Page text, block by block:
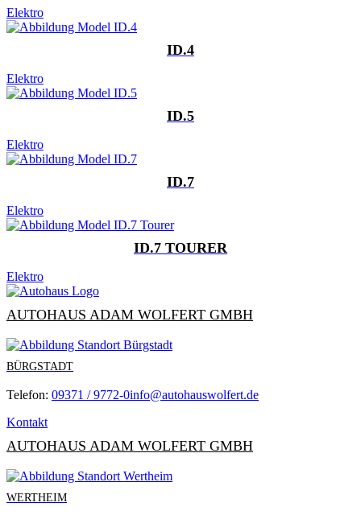
Elektro
ID.4
Elektro
ID.5
Elektro
ID.7
Elektro
ID.7 TOURER
Elektro
AUTOHAUS ADAM WOLFERT GMBH
BÜRGSTADT
Telefon: 09371 / 9772-0info@autohauswolfert.de
Kontakt
AUTOHAUS ADAM WOLFERT GMBH
WERTHEIM